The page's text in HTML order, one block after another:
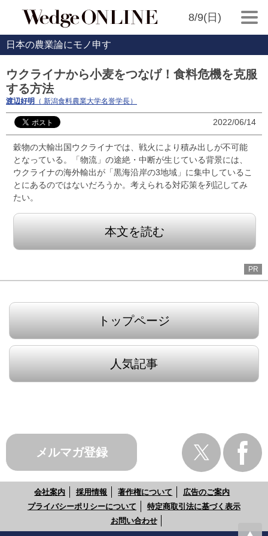
8/9(日)
日本の農業論にモノ申す
ウクライナから小麦をつなげ！食料危機を克服
する方法
渡辺好明 （ 新潟食料農業大学名誉学長）
2022/06/14
穀物の大輸出国ウクライナでは、戦火により積み出しが不可能
となっている。「物流」の途絶・中断が生じている背景には、
ウクライナの海外輸出が「黒海沿岸の3地域」に集中しているこ
とにあるのではないだろうか。考えられる対応策を列記してみ
たい。
本文を読む
PR
トップページ
人気記事
メルマガ登録
会社案内 採用情報 著作権について
広告のご案内
プライバシーポリシーについて
特定商取引法に基づく表示
お問い合わせ